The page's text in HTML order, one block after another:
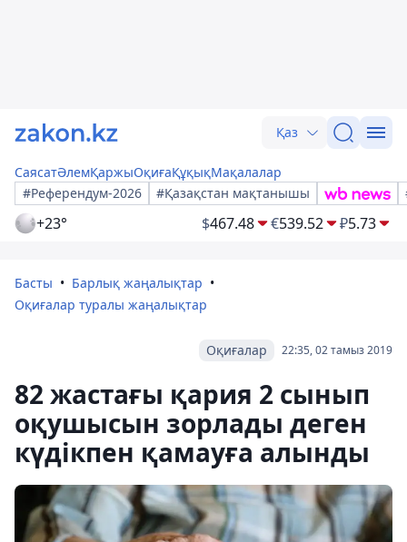
Қаз
СаясатӘлемҚаржыОқиғаҚұқықМақалалар
#Референдум-2026
#Қазақстан мақтанышы
+23° $467.48 €539.52 ₽5.73
Басты
Барлық жаңалықтар
Оқиғалар туралы жаңалықтар
22:35, 02 тамыз 2019
Оқиғалар
82 жастағы қария 2 сынып
оқушысын зорлады деген
күдікпен қамауға алынды